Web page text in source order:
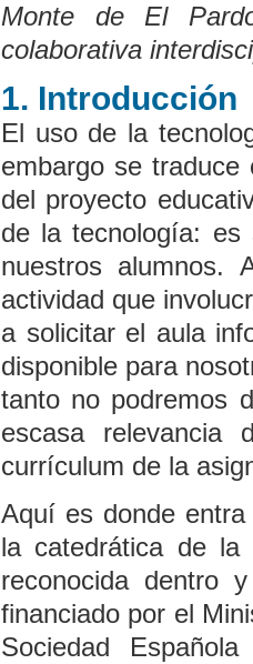
Monte de El
colaborativa
1. Introducción
El uso de la
embargo se traduce
del proyecto
de la tecnología:
nuestros alumnos.
actividad que
a solicitar el aula
disponible para
tanto no podremos
escasa
currículum de la
Aquí es donde
la catedrática de la
reconocida dentro
financiado por el
Sociedad